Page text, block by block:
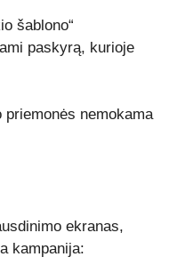
šablono“
paskyrą, kurioje
ekranas,
kampanija: